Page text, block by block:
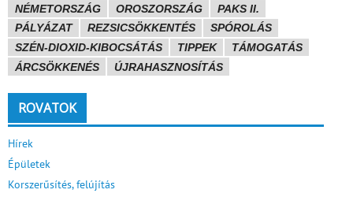
NÉMETORSZÁG
OROSZORSZÁG
PAKS II.
PÁLYÁZAT
REZSICSÖKKENTÉS
SPÓROLÁS
SZÉN-DIOXID-KIBOCSÁTÁS
TIPPEK
TÁMOGATÁS
ÁRCSÖKKENÉS
ÚJRAHASZNOSÍTÁS
ROVATOK
Hírek
Épületek
Korszerűsítés, felújítás